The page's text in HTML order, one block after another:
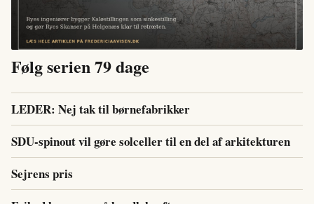
Følg serien 79 dage
LEDER: Nej tak til børnefabrikker
SDU-spinout vil gøre solceller til en del af arkitekturen
Sejrens pris